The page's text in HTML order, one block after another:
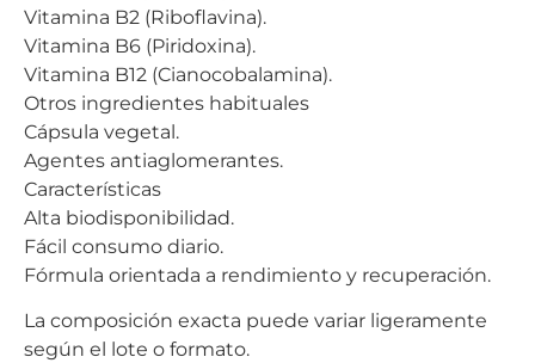
Vitamina B2 (Riboflavina).
Vitamina B6 (Piridoxina).
Vitamina B12 (Cianocobalamina).
Otros ingredientes habituales
Cápsula vegetal.
Agentes antiaglomerantes.
Características
Alta biodisponibilidad.
Fácil consumo diario.
Fórmula orientada a rendimiento y recuperación.
La composición exacta puede variar ligeramente
según el lote o formato.